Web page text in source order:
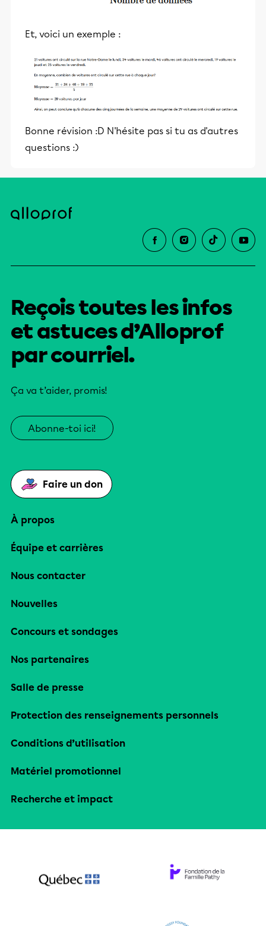
Et, voici un exemple :
Bonne révision :D N'hésite pas si tu as d'autres
questions :)
Reçois toutes les infos
et astuces d’Alloprof
par courriel.
Ça va t’aider, promis!
Abonne-toi ici!
Faire un don
À propos
Équipe et carrières
Nous contacter
Nouvelles
Concours et sondages
Nos partenaires
Salle de presse
Protection des renseignements personnels
Conditions d’utilisation
Matériel promotionnel
Recherche et impact